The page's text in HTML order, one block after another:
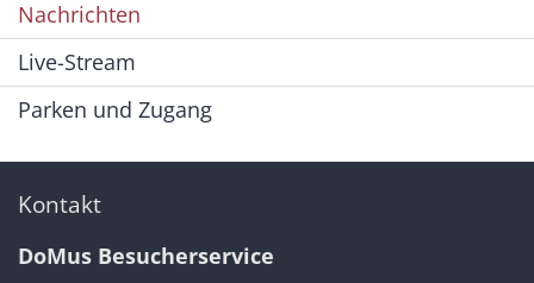
Nachrichten
Live-Stream
Parken und Zugang
Kontakt
DoMus Besucherservice